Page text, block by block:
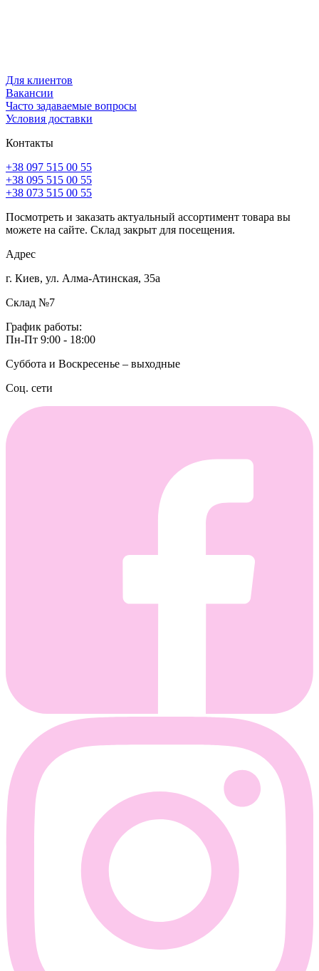
Для клиентов
Вакансии
Часто задаваемые вопросы
Условия доставки
Контакты
+38 097 515 00 55
+38 095 515 00 55
+38 073 515 00 55
Посмотреть и заказать актуальный ассортимент товара вы
можете на сайте. Склад закрыт для посещения.
Адрес
г. Киев, ул. Алма-Атинская, 35а
Склад №7
График работы:
Пн-Пт 9:00 - 18:00
Суббота и Воскресенье – выходные
Соц. сети